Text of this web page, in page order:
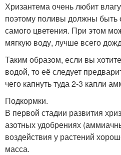
Хризантема очень любит
поэтому поливы должны быть
самого цветения. При этом
мягкую воду, лучше всего
Таким образом, если вы
водой, то её следует
чего капнуть туда 2-3 капли
Подкормки.
В первой стадии развития
азотных удобрениях
воздействия у растений
масса.